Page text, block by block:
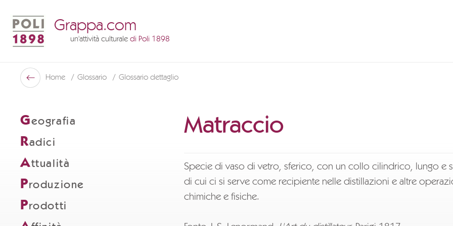
Grappa.com
un'attività culturale di Poli 1898
Indietro
Home Glossario Glossario dettaglio
Geografia
Radici
Attualità
Produzione
Prodotti
Matraccio
Specie di vaso di vetro, sferico, con un collo cilindrico, lungo e
di cui ci si serve come recipiente nelle distillazioni e altre
chimiche e fisiche.